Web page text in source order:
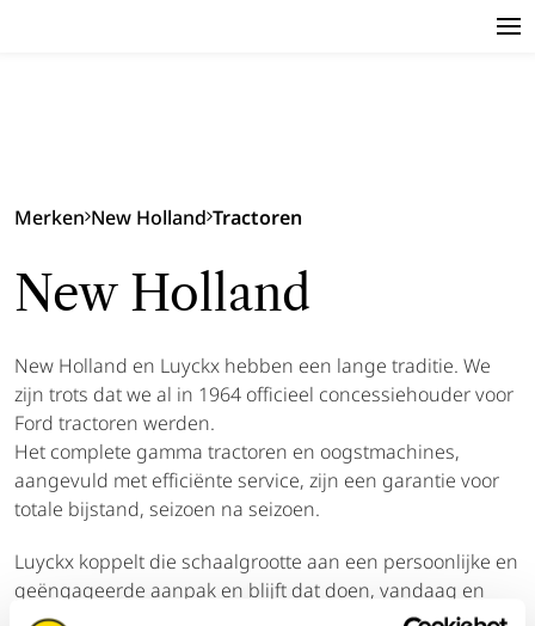
Merken New Holland Tractoren
New Holland
New Holland en Luyckx hebben een lange traditie. We
zijn trots dat we al in 1964 officieel concessiehouder voor
Ford tractoren werden.
Het complete gamma tractoren en oogstmachines,
aangevuld met efficiënte service, zijn een garantie voor
totale bijstand, seizoen na seizoen.
Luyckx koppelt die schaalgrootte aan een persoonlijke en
geëngageerde aanpak en blijft dat doen, vandaag en
morgen.